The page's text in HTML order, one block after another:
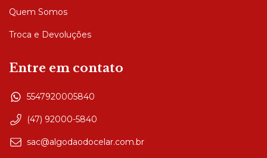
Quem Somos
Troca e Devoluções
Entre em contato
5547920005840
(47) 92000-5840
sac@algodaodocelar.com.br